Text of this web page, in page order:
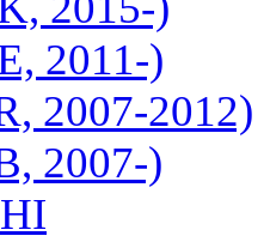
2011-)
2007-2012)
2007-)